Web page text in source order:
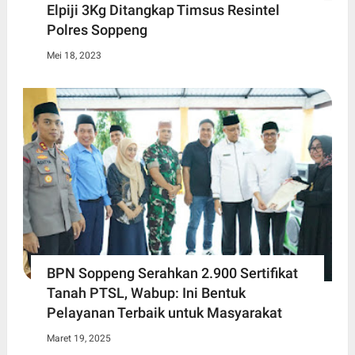
Elpiji 3Kg Ditangkap Timsus Resintel
Polres Soppeng
Mei 18, 2023
BPN Soppeng Serahkan 2.900 Sertifikat
Tanah PTSL, Wabup: Ini Bentuk
Pelayanan Terbaik untuk Masyarakat
Maret 19, 2025